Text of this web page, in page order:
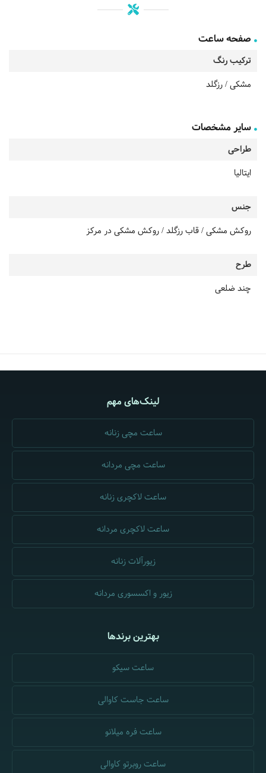
صفحه ساعت
ترکیب رنگ
مشکی / رزگلد
سایر مشخصات
طراحی
ایتالیا
جنس
روکش مشکی / قاب رزگلد / روکش مشکی در مرکز
طرح
چند ضلعی
لینک‌های مهم
ساعت مچی زنانه
ساعت مچی مردانه
ساعت لاکچری زنانه
ساعت لاکچری مردانه
زیورآلات زنانه
زیور و اکسسوری مردانه
بهترین برندها
ساعت سیکو
ساعت جاست کاوالی
ساعت فره میلانو
ساعت روبرتو کاوالی